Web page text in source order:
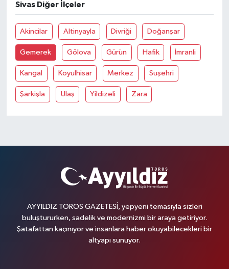
Sivas Diğer İlçeler
Akincilar Altinyayla Divriği Doğanşar
Gemerek Gölova Gürün Hafik İmranli
Kangal Koyulhisar Merkez Suşehri
Şarkişla Ulaş Yildizeli Zara
AYYILDIZ TOROS GAZETESİ, yepyeni temasıyla sizleri
buluştururken, sadelik ve modernizmi bir araya getiriyor.
Şatafattan kaçınıyor ve insanlara haber okuyabilecekleri bir
altyapı sunuyor.